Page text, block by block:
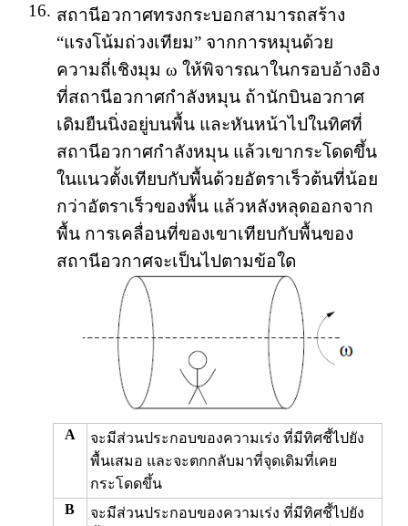
16. สถานีอวกาศทรงกระบอกสามารถสร้าง
“แรงโน้มถ่วงเทียม” จากการหมุนด้วย
ความถี่เชิงมุม ω ให้พิจารณาในกรอบอ้างอิง
ที่สถานีอวกาศกำลังหมุน ถ้านักบินอวกาศ
เดิมยืนนิ่งอยู่บนพื้น และหันหน้าไปในทิศที่
สถานีอวกาศกำลังหมุน แล้วเขากระโดดขึ้น
ในแนวตั้งเทียบกับพื้นด้วยอัตราเร็วต้นที่น้อย
กว่าอัตราเร็วของพื้น แล้วหลังหลุดออกจาก
พื้น การเคลื่อนที่ของเขาเทียบกับพื้นของ
สถานีอวกาศจะเป็นไปตามข้อใด
A
จะมีส่วนประกอบของความเร่ง ที่มีทิศชี้ไปยัง
พื้นเสมอ และจะตกกลับมาที่จุดเดิมที่เคย
กระโดดขึ้น
B
จะมีส่วนประกอบของความเร่ง ที่มีทิศชี้ไปยัง